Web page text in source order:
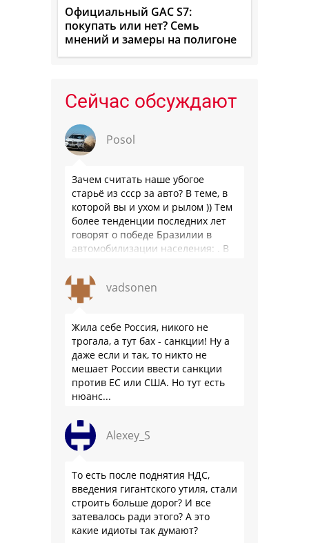
Официальный GAC S7:
покупать или нет? Семь
мнений и замеры на полигоне
Сейчас обсуждают
Posol
Зачем считать наше убогое
старьё из ссср за авто? В теме, в
которой вы и ухом и рылом )) Тем
более тенденции последних лет
говорят о победе Бразилии в
автомобилизации населения: . В
vadsonen
Жила себе Россия, никого не
трогала, а тут бах - санкции! Ну а
даже если и так, то никто не
мешает России ввести санкции
против ЕС или США. Но тут есть
нюанс...
Alexey_S
То есть после поднятия НДС,
введения гигантского утиля, стали
строить больше дорог? И все
затевалось ради этого? А это
какие идиоты так думают?